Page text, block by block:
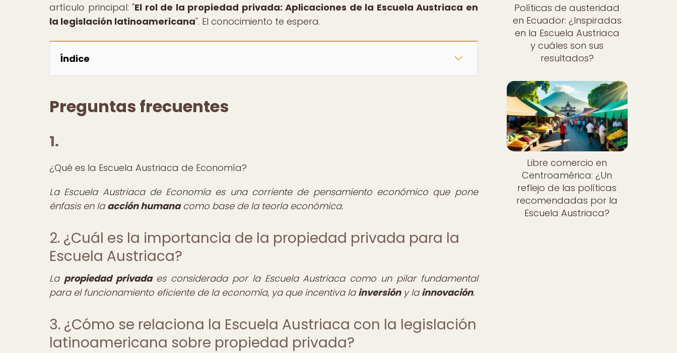
artículo principal: "El rol de la propiedad privada: Aplicaciones de la Escuela Austriaca en
la legislación latinoamericana". El conocimiento te espera.
Índice
Preguntas frecuentes
1.
¿Qué es la Escuela Austriaca de Economía?
La Escuela Austriaca de Economía es una corriente de pensamiento económico que pone
énfasis en la acción humanacomo base de la teoría económica.
2. ¿Cuál es la importancia de la propiedad privada para la
Escuela Austriaca?
La propiedad privadaes considerada por la Escuela Austriaca como un pilar fundamental
para el funcionamiento eficiente de la economía, ya que incentiva la inversióny la innovación.
3. ¿Cómo se relaciona la Escuela Austriaca con la legislación
latinoamericana sobre propiedad privada?
Políticas de austeridad
en Ecuador: ¿Inspiradas
en la Escuela Austriaca
y cuáles son sus
resultados?
Libre comercio en
Centroamérica: ¿Un
reflejo de las políticas
recomendadas por la
Escuela Austriaca?